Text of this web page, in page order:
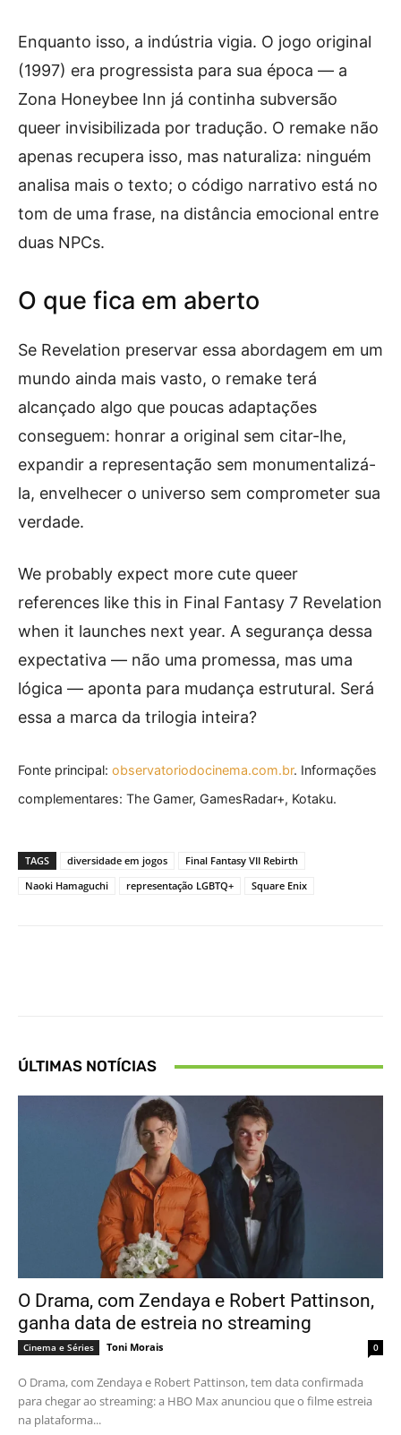
Enquanto isso, a indústria vigia. O jogo original
(1997) era progressista para sua época — a
Zona Honeybee Inn já continha subversão
queer invisibilizada por tradução. O remake não
apenas recupera isso, mas naturaliza: ninguém
analisa mais o texto; o código narrativo está no
tom de uma frase, na distância emocional entre
duas NPCs.
O que fica em aberto
Se Revelation preservar essa abordagem em um
mundo ainda mais vasto, o remake terá
alcançado algo que poucas adaptações
conseguem: honrar a original sem citar-lhe,
expandir a representação sem monumentalizá-
la, envelhecer o universo sem comprometer sua
verdade.
We probably expect more cute queer
references like this in Final Fantasy 7 Revelation
when it launches next year. A segurança dessa
expectativa — não uma promessa, mas uma
lógica — aponta para mudança estrutural. Será
essa a marca da trilogia inteira?
Fonte principal: observatoriodocinema.com.br. Informações
complementares: The Gamer, GamesRadar+, Kotaku.
TAGS diversidade em jogos
Final Fantasy VII Rebirth
Naoki Hamaguchi
representação LGBTQ+ Square Enix
ÚLTIMAS NOTÍCIAS
O Drama, com Zendaya e Robert Pattinson,
ganha data de estreia no streaming
Cinema e Séries Toni Morais 0
O Drama, com Zendaya e Robert Pattinson, tem data confirmada
para chegar ao streaming: a HBO Max anunciou que o filme estreia
na plataforma...